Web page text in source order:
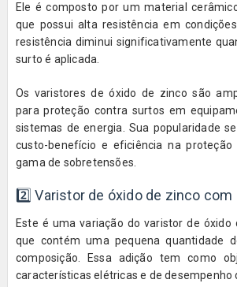
Ele é composto por um material
que possui alta resistência em
resistência diminui significativamente
surto é aplicada.
Os varistores de óxido de zinco são
para proteção contra surtos em
sistemas de energia. Sua popularidade
custo-benefício e eficiência na
gama de sobretensões.
2️⃣ Varistor de óxido de zinco
Este é uma variação do varistor de óxido
que contém uma pequena quantidade
composição. Essa adição tem como
características elétricas e de desempenho